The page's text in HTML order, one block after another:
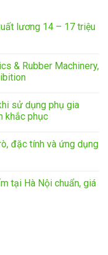
lương 14 – 17 triệu
& Rubber Machinery,
sử dụng phụ gia
khắc phục
đặc tính và ứng dụng
tại Hà Nội chuẩn, giá